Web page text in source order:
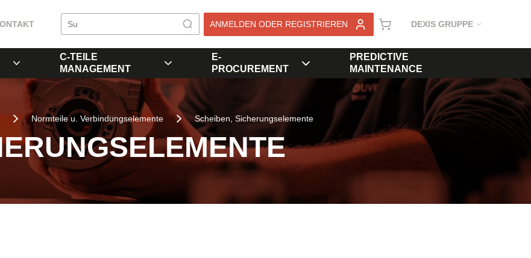
ANMELDEN ODER REGISTRIEREN DEXIS GRUPPE
C-TEILE
MANAGEMENT
E-
PROCUREMENT
PREDICTIVE
MAINTENANCE
Normteile u. Verbindungselemente Scheiben, Sicherungselemente